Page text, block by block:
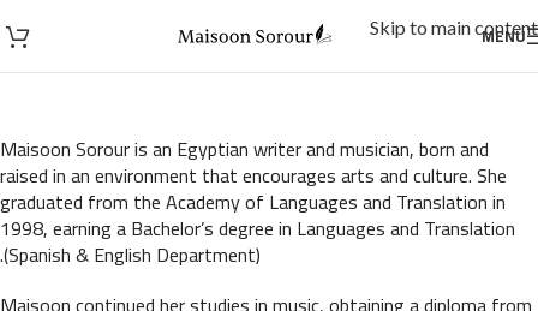
Skip to main content
MENU
Maisoon Sorour is an Egyptian writer and musician, born and
raised in an environment that encourages arts and culture. She
graduated from the Academy of Languages and Translation in
1998, earning a Bachelor’s degree in Languages and Translation
(Spanish & English Department).